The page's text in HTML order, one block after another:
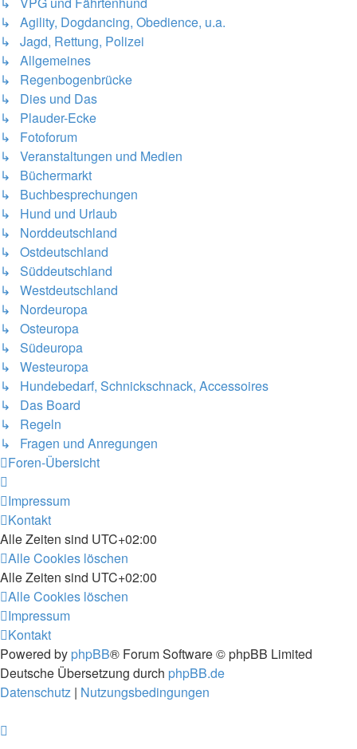
↳ Agility, Dogdancing, Obedience, u.a.
↳ Jagd, Rettung, Polizei
↳ Allgemeines
↳ Regenbogenbrücke
↳ Dies und Das
↳ Plauder-Ecke
↳ Fotoforum
↳ Veranstaltungen und Medien
↳ Büchermarkt
↳ Buchbesprechungen
↳ Hund und Urlaub
↳ Norddeutschland
↳ Ostdeutschland
↳ Süddeutschland
↳ Westdeutschland
↳ Nordeuropa
↳ Osteuropa
↳ Südeuropa
↳ Westeuropa
↳ Hundebedarf, Schnickschnack, Accessoires
↳ Das Board
↳ Regeln
↳ Fragen und Anregungen
Foren-Übersicht
Impressum
Kontakt
Alle Zeiten sind UTC+02:00
Alle Cookies löschen
Alle Zeiten sind UTC+02:00
Alle Cookies löschen
Impressum
Kontakt
Powered by phpBB® Forum Software © phpBB Limited
Deutsche Übersetzung durch phpBB.de
Datenschutz | Nutzungsbedingungen